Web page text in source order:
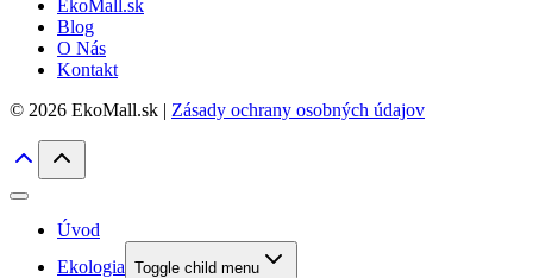
EkoMall.sk
Blog
O Nás
Kontakt
© 2026 EkoMall.sk | Zásady ochrany osobných údajov
Úvod
Ekologia Toggle child menu